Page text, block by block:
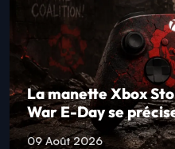
La manette Xbox
War E-Day se
09 Août 2026